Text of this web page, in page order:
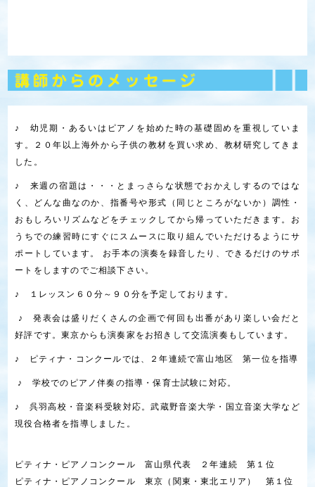
♪ 幼児期・あるいはピアノを始めた時の基礎固めを重視していま
す。２０年以上海外から子供の教材を買い求め、教材研究してきま
した。
♪ 来週の宿題は・・・とまっさらな状態でおかえしするのではな
く、どんな曲なのか、指番号や形式（同じところがないか）調性・
おもしろいリズムなどをチェックしてから帰っていただきます。お
うちでの練習時にすぐにスムースに取り組んでいただけるようにサ
ポートしています。 お手本の演奏を録音したり、できるだけのサポ
ートをしますのでご相談下さい。
♪ １レッスン６０分～９０分を予定しております。
♪ 発表会は盛りだくさんの企画で何回も出番があり楽しい会だと
好評です。東京からも演奏家をお招きして交流演奏もしています。
♪ ピティナ・コンクールでは、２年連続で富山地区 第一位を指導
♪ 学校でのピアノ伴奏の指導・保育士試験に対応。
♪ 呉羽高校・音楽科受験対応。武蔵野音楽大学・国立音楽大学など
現役合格者を指導しました。
ピティナ・ピアノコンクール 富山県代表 ２年連続 第１位
ピティナ・ピアノコンクール 東京（関東・東北エリア） 第１位